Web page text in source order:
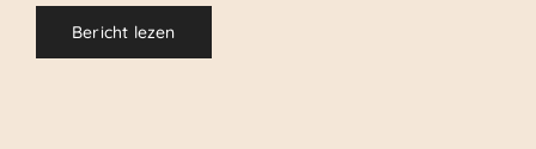
Bericht lezen